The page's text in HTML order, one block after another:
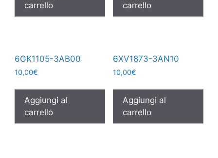
carrello
carrello
6GK1105-3AB00
10,00€
Aggiungi al
carrello
6XV1873-3AN10
10,00€
Aggiungi al
carrello